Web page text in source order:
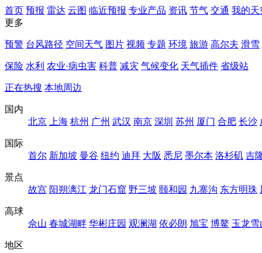
首页 预报 雷达 云图 临近预报 专业产品 资讯 节气 交通 我的天
更多
预警 台风路径 空间天气 图片 视频 专题 环境 旅游 高尔夫 滑雪
保险 水利 农业·病虫害 科普 减灾 气候变化 天气插件 省级站
正在热搜 本地周边
国内
北京
上海 杭州 广州 武汉 南京 深圳 苏州 厦门 合肥 长沙
国际
首尔 新加坡 曼谷 纽约 迪拜 大阪 悉尼 墨尔本 洛杉矶 吉
景点
故宫 阳朔漓江 龙门石窟 野三坡 颐和园 九寨沟 东方明珠
高球
佘山 春城湖畔 华彬庄园 观澜湖 依必朗 旭宝 博鳌 玉龙雪
地区